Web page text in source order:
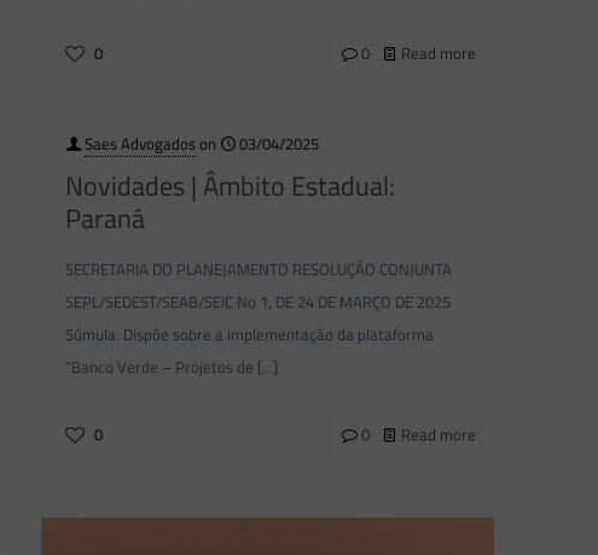
0 0 Read more
Saes Advogadoson 03/04/2025
Novidades | Âmbito Estadual:
Paraná
SECRETARIA DO PLANEJAMENTO RESOLUÇÃO CONJUNTA
SEPL/SEDEST/SEAB/SEIC No 1, DE 24 DE MARÇO DE 2025
Súmula: Dispõe sobre a implementação da plataforma
“Banco Verde – Projetos de […]
0 0 Read more